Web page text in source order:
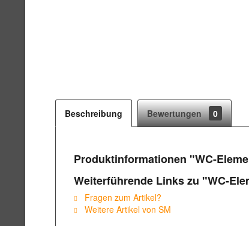
Beschreibung Bewertungen 0
Produktinformationen "WC-
Weiterführende Links zu "WC-
Fragen zum Artikel?
Weitere Artikel von SM